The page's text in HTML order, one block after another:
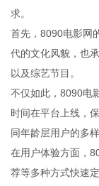
求。
首先，8090电影网
代的文化风貌，也
以及综艺节目。
不仅如此，8090电
时间在平台上线，
同年龄层用户的多
在用户体验方面，
荐等多种方式快速